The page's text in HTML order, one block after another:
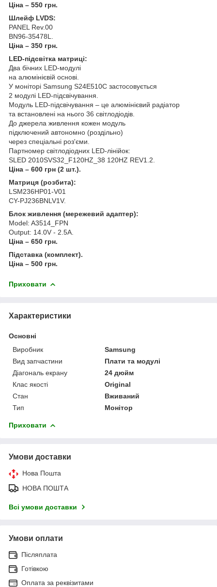
Ціна – 550 грн.
Шлейф LVDS:
PANEL Rev.00
BN96-35478L.
Ціна – 350 грн.
LED-підсвітка матриці:
Два бічних LED-модулі
на алюмінієвій основі.
У моніторі Samsung S24E510C застосовується
2 модулі LED-підсвічування.
Модуль LED-підсвічування – це алюмінієвий радіатор
та встановлені на нього 36 світлодіодів.
До джерела живлення кожен модуль
підключений автономно (роздільно)
через спеціальні роз'єми.
Партномер світлодіодних LED-лінійок:
SLED 2010SVS32_F120HZ_38 120HZ REV1.2.
Ціна – 600 грн (2 шт.).
Матриця (розбита):
LSM236HP01-V01
CY-PJ236BNLV1V.
Блок живлення (мережевий адаптер):
Model: A3514_FPN
Output: 14.0V - 2.5A.
Ціна – 650 грн.
Підставка (комплект).
Ціна – 500 грн.
Приховати
Характеристики
Основні
Виробник
Samsung
Вид запчастини
Плати та модулі
Діагональ екрану
24 дюйм
Клас якості
Original
Стан
Вживаний
Тип
Монітор
Приховати
Умови доставки
Нова Пошта
НОВА ПОШТА
Всі умови доставки
Умови оплати
Післяплата
Готівкою
Оплата за реквізитами